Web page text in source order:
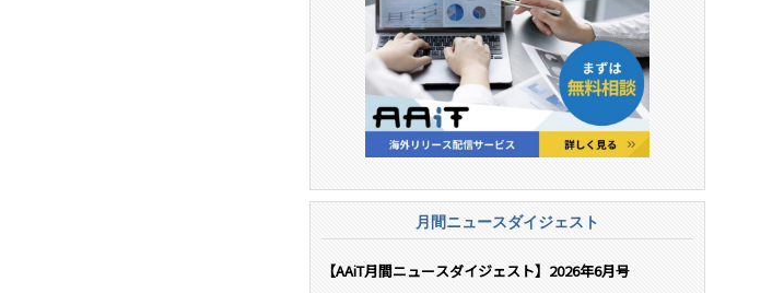
月間ニュースダイジェスト
【AAiT月間ニュースダイジェスト】2026年6月号